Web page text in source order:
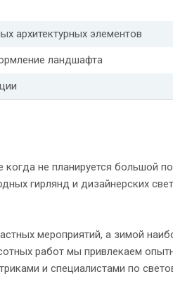
архитектурных элементов
ландшафта
не планируется большой
гирлянд и дизайнерских
мероприятий, а зимой
работ мы привлекаем
и специалистами по